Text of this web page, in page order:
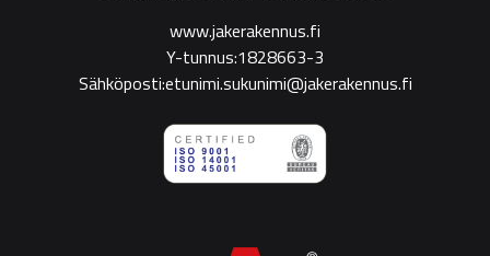
www.jakerakennus.fi
Y-tunnus:1828663-3
Sähköposti:etunimi.sukunimi@jakerakennus.fi